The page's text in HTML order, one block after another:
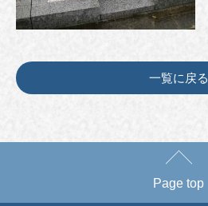
一覧に戻る
Page top